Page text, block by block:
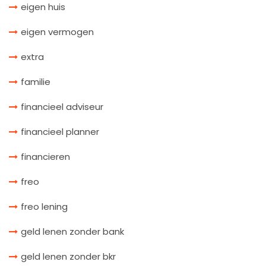
eigen huis
eigen vermogen
extra
familie
financieel adviseur
financieel planner
financieren
freo
freo lening
geld lenen zonder bank
geld lenen zonder bkr